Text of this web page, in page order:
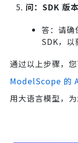
问：SDK 版
答：请
SDK，以
通过以上步骤，
ModelScope 的
用大语言模型，